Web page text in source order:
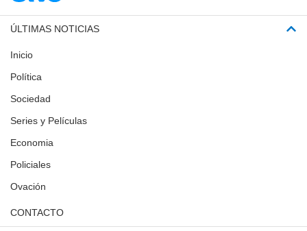
ÚLTIMAS NOTICIAS
Inicio
Política
Sociedad
Series y Películas
Economia
Policiales
Ovación
CONTACTO